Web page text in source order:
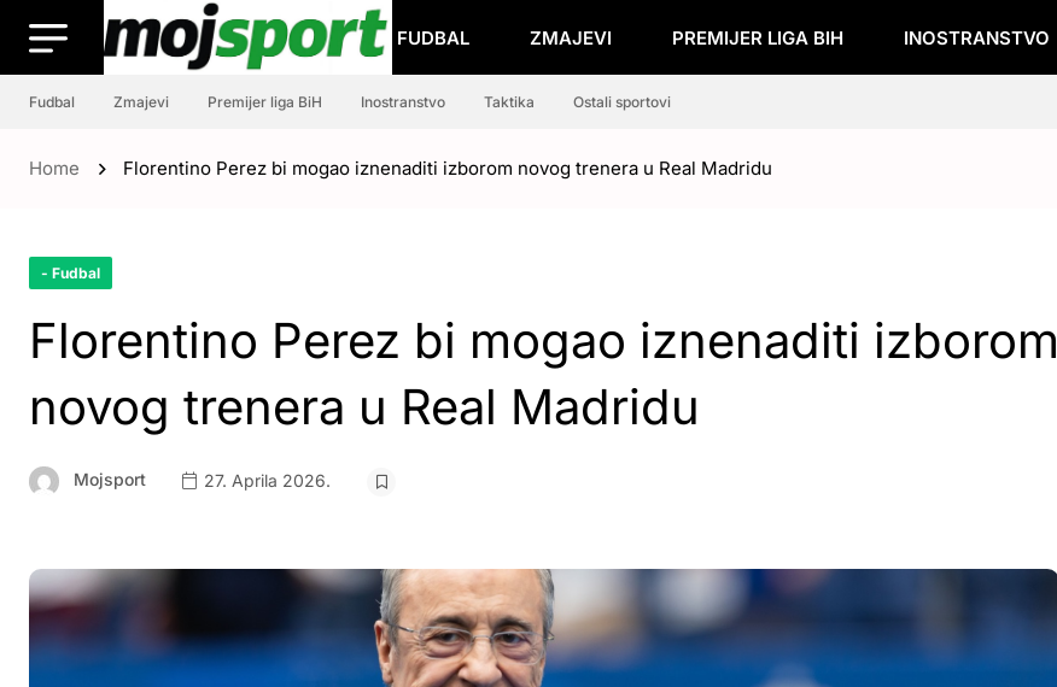
FUDBAL ZMAJEVI PREMIJER LIGA BIH INOSTRANSTVO
Fudbal Zmajevi Premijer liga BiH Inostranstvo Taktika Ostali sportovi
Home Florentino Perez bi mogao iznenaditi izborom novog trenera u Real Madridu
- Fudbal
Florentino Perez bi mogao iznenaditi izborom
novog trenera u Real Madridu
Mojsport 27. Aprila 2026.